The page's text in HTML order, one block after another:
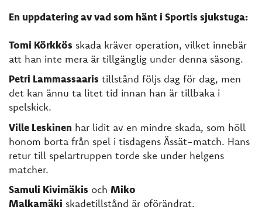
En uppdatering av vad som hänt i Sportis sjukstuga:
Tomi Körkkös skada kräver operation, vilket innebär
att han inte mera är tillgänglig under denna säsong.
Petri Lammassaaris tillstånd följs dag för dag, men
det kan ännu ta litet tid innan han är tillbaka i
spelskick.
Ville Leskinen har lidit av en mindre skada, som höll
honom borta från spel i tisdagens Ässät-match. Hans
retur till spelartruppen torde ske under helgens
matcher.
Samuli Kivimäkis och Miko
Malkamäki skadetillstånd är oförändrat.